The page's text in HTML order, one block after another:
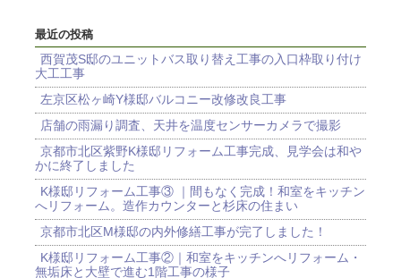
最近の投稿
西賀茂S邸のユニットバス取り替え工事の入口枠取り付け
大工工事
左京区松ヶ崎Y様邸バルコニー改修改良工事
店舗の雨漏り調査、天井を温度センサーカメラで撮影
京都市北区紫野K様邸リフォーム工事完成、見学会は和や
かに終了しました
K様邸リフォーム工事③ ｜間もなく完成！和室をキッチン
へリフォーム。造作カウンターと杉床の住まい
京都市北区M様邸の内外修繕工事が完了しました！
K様邸リフォーム工事②｜和室をキッチンへリフォーム・
無垢床と大壁で進む1階工事の様子